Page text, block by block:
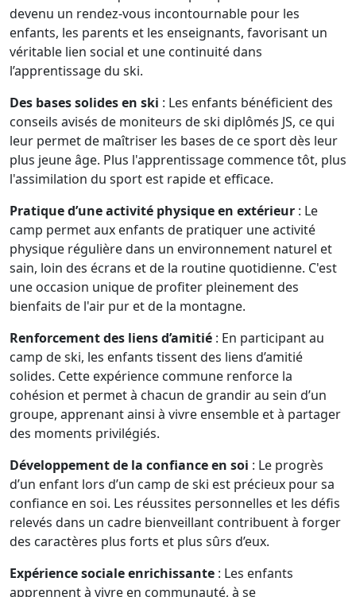
devenu un rendez-vous incontournable pour les
enfants, les parents et les enseignants, favorisant un
véritable lien social et une continuité dans
l’apprentissage du ski.
Des bases solides en ski : Les enfants bénéficient des
conseils avisés de moniteurs de ski diplômés JS, ce qui
leur permet de maîtriser les bases de ce sport dès leur
plus jeune âge. Plus l'apprentissage commence tôt, plus
l'assimilation du sport est rapide et efficace.
Pratique d’une activité physique en extérieur : Le
camp permet aux enfants de pratiquer une activité
physique régulière dans un environnement naturel et
sain, loin des écrans et de la routine quotidienne. C'est
une occasion unique de profiter pleinement des
bienfaits de l'air pur et de la montagne.
Renforcement des liens d’amitié : En participant au
camp de ski, les enfants tissent des liens d’amitié
solides. Cette expérience commune renforce la
cohésion et permet à chacun de grandir au sein d’un
groupe, apprenant ainsi à vivre ensemble et à partager
des moments privilégiés.
Développement de la confiance en soi : Le progrès
d’un enfant lors d’un camp de ski est précieux pour sa
confiance en soi. Les réussites personnelles et les défis
relevés dans un cadre bienveillant contribuent à forger
des caractères plus forts et plus sûrs d’eux.
Expérience sociale enrichissante : Les enfants
apprennent à vivre en communauté, à se